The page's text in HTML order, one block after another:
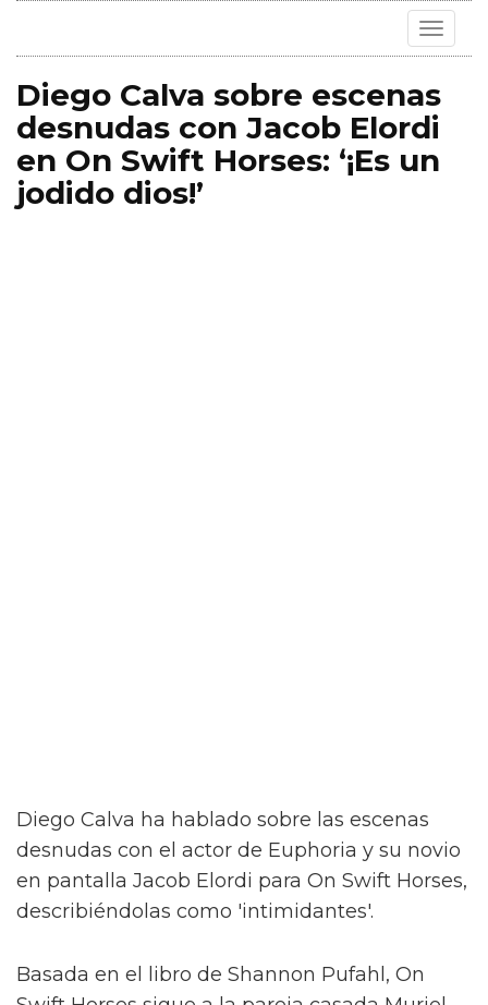
Toggle
Diego Calva sobre escenas
desnudas con Jacob Elordi
en On Swift Horses: ‘¡Es un
jodido dios!’